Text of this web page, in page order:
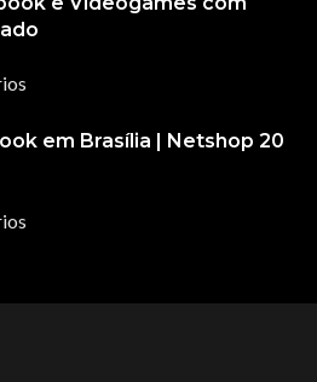
em Brasília | Netshop 20